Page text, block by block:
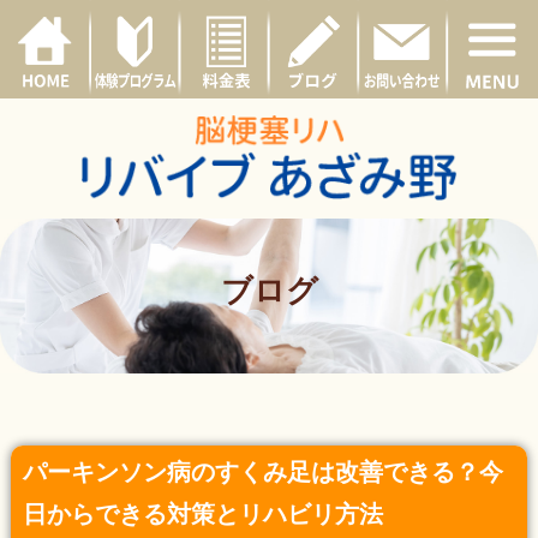
ブログ
パーキンソン病のすくみ足は改善できる？今
日からできる対策とリハビリ方法